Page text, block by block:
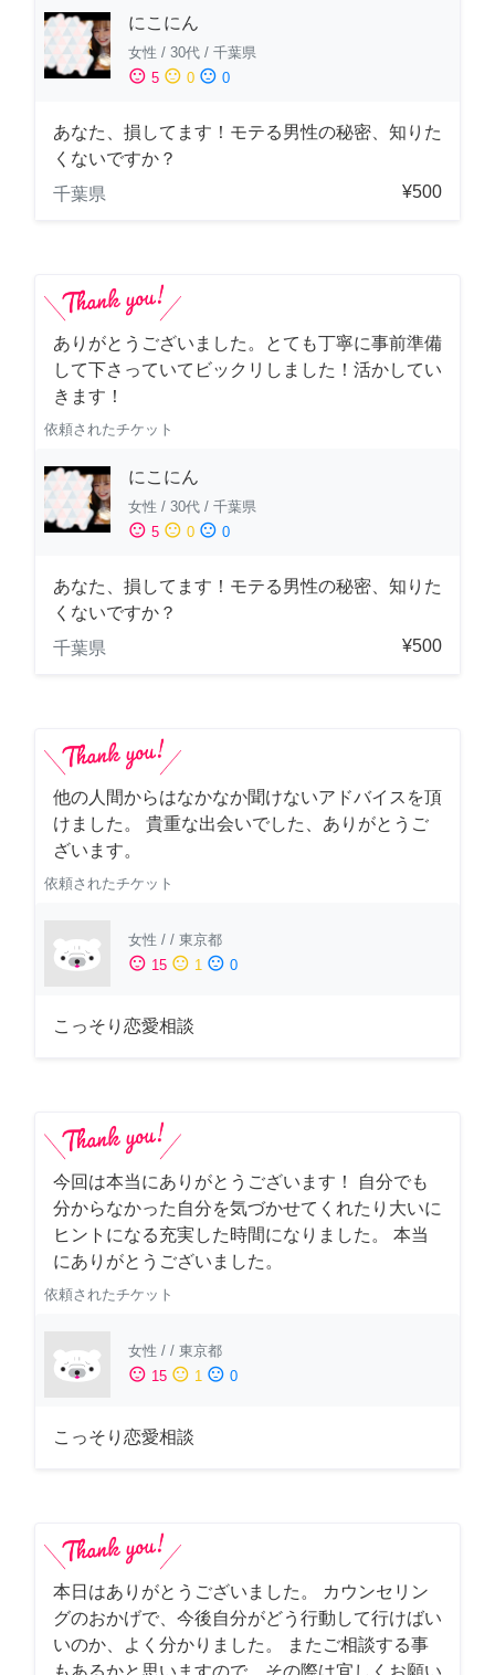
にこにん
女性 / 30代 / 千葉県
sentiment_satisfied 5 sentiment_neutral 0 sentiment_dissatisfied 0
あなた、損してます！モテる男性の秘密、知りた
くないですか？
千葉県
¥500
ありがとうございました。とても丁寧に事前準備
して下さっていてビックリしました！活かしてい
きます！
依頼されたチケット
にこにん
女性 / 30代 / 千葉県
sentiment_satisfied 5 sentiment_neutral 0 sentiment_dissatisfied 0
あなた、損してます！モテる男性の秘密、知りた
くないですか？
千葉県
¥500
他の人間からはなかなか聞けないアドバイスを頂
けました。 貴重な出会いでした、ありがとうご
ざいます。
依頼されたチケット
女性 / / 東京都
sentiment_satisfied 15 sentiment_neutral 1 sentiment_dissatisfied 0
こっそり恋愛相談
今回は本当にありがとうございます！ 自分でも
分からなかった自分を気づかせてくれたり大いに
ヒントになる充実した時間になりました。 本当
にありがとうございました。
依頼されたチケット
女性 / / 東京都
sentiment_satisfied 15 sentiment_neutral 1 sentiment_dissatisfied 0
こっそり恋愛相談
本日はありがとうございました。 カウンセリン
グのおかげで、今後自分がどう行動して行けばい
いのか、よく分かりました。 またご相談する事
もあるかと思いますので、その際は宜しくお願い